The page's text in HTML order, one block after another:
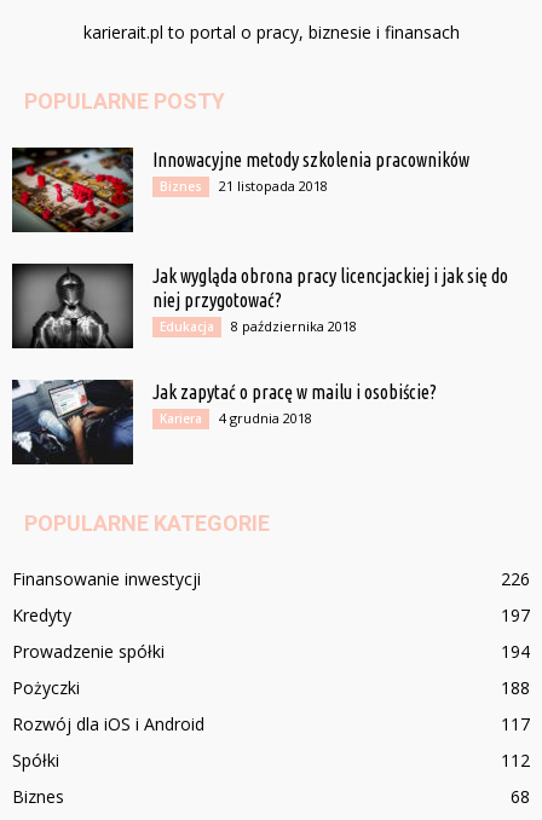
karierait.pl to portal o pracy, biznesie i finansach
POPULARNE POSTY
Innowacyjne metody szkolenia pracowników
Biznes 21 listopada 2018
Jak wygląda obrona pracy licencjackiej i jak się do
niej przygotować?
Edukacja 8 października 2018
Jak zapytać o pracę w mailu i osobiście?
Kariera 4 grudnia 2018
POPULARNE KATEGORIE
Finansowanie inwestycji
226
Kredyty
197
Prowadzenie spółki
194
Pożyczki
188
Rozwój dla iOS i Android
117
Spółki
112
Biznes
68